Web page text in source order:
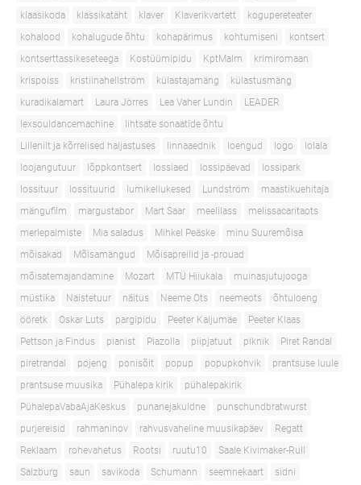
klaasikoda
klassikatäht klaver Klaverikvartett
kogupereteater
kohalood
kohalugude õhtu kohapärimus kohtumiseni
kontsert
kontserttassikeseteega
Kostüümipidu KptMalm
krimiromaan
krispoiss
kristiinahellström külastajamäng
külastusmäng
kuradikalamart
Laura Jörres Lea Vaher Lundin
LEADER
lexsouldancemachine
lihtsate sonaatide õhtu
Lilleniit ja kõrrelised haljastuses
linnaaednik loengud logo
lolala
loojangutuur
lõppkontsert lossiaed lossipäevad
lossipark
lossituur
lossituurid lumikellukesed Lundström
maastikuehitaja
mängufilm
margustabor Mart Saar meelilass
melissacaritaots
merlepalmiste
Mia saladus Mihkel Peäske
minu Suuremõisa
mõisakad
Mõisamängud
Mõisapreilid ja -prouad
mõisatemajandamine
Mozart MTÜ Hiiukala
muinasjutujooga
müstika
Naistetuur näitus Neeme Ots neemeots
õhtuloeng
ööretk
Oskar Luts pargipidu Peeter Kaljumäe
Peeter Klaas
Pettson ja Findus
pianist Piazolla piipjatuut piknik
Piret Randal
piretrandal
pojeng ponisõit popup popupkohvik
prantsuse luule
prantsuse muusika
Pühalepa kirik
pühalepakirik
PühalepaVabaAjaKeskus
punanejakuldne
punschundbratwurst
purjereisid
rahmaninov rahvusvaheline muusikapäev
Regatt
Reklaam
rohevahetus Rootsi ruutu10
Saale Kivimaker-Rull
Salzburg
saun savikoda Schumann seemnekaart
sidni